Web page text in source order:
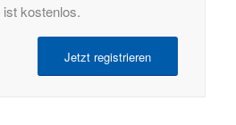
kostenlos.
Jetzt registrieren